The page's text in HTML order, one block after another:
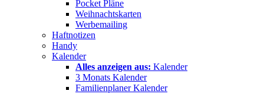
Pocket Pläne
Weihnachtskarten
Werbemailing
Haftnotizen
Handy
Kalender
Alles anzeigen aus: Kalender
3 Monats Kalender
Familienplaner Kalender